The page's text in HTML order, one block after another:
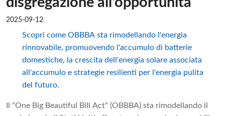
2025-09-12
Scopri come OBBBA sta rimodellando l'energia
rinnovabile, promuovendo l'accumulo di batterie
domestiche, la crescita dell'energia solare associata
all'accumulo e strategie resilienti per l'energia pulita
del futuro.
Il "One Big Beautiful Bill Act" (OBBBA) sta rimodellando il